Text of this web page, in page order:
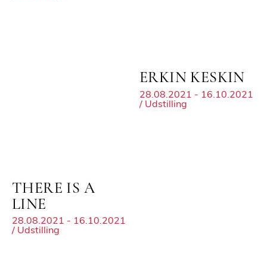
ERKIN KESKIN
28.08.2021 - 16.10.2021
/ Udstilling
THERE IS A
LINE
28.08.2021 - 16.10.2021
/ Udstilling